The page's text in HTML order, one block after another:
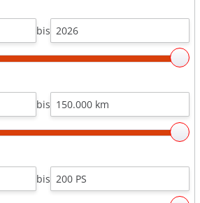
bis
bis
bis